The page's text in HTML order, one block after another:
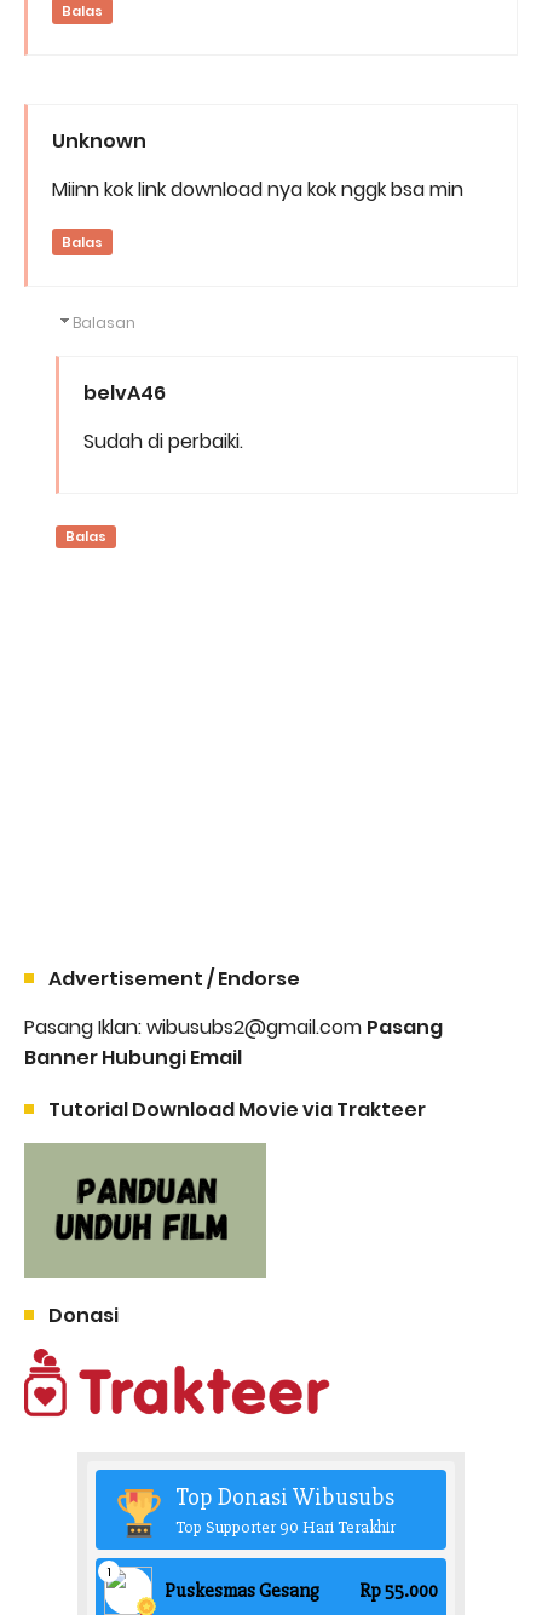
Balas
Unknown
Miinn kok link download nya kok nggk bsa min
Balas
Balasan
belvA46
Sudah di perbaiki.
Balas
Advertisement / Endorse
Pasang Iklan: wibusubs2@gmail.com Pasang
Banner Hubungi Email
Tutorial Download Movie via Trakteer
Donasi